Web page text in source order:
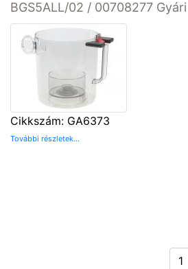
BGS5ALL/02 / 00708277 Gyári
Cikkszám: GA6373
További részletek...